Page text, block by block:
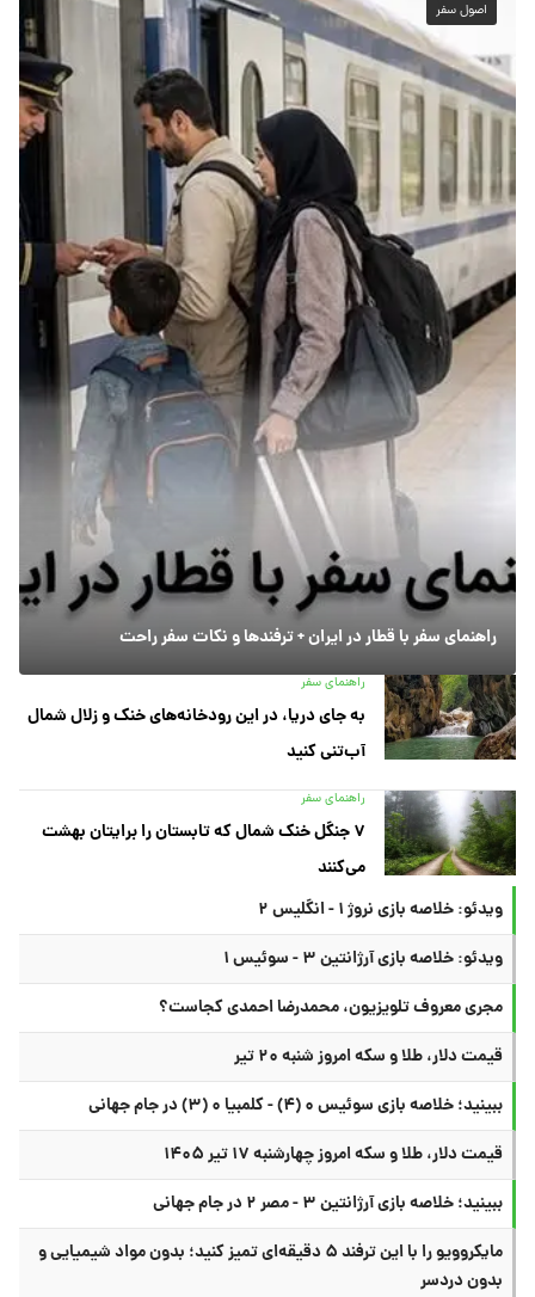
اصول سفر
راهنمای سفر با قطار در ایران + ترفندها و نکات سفر راحت
راهنمای سفر
به جای دریا، در این رودخانه‌های خنک و زلال شمال
آب‌تنی کنید
راهنمای سفر
۷ جنگل خنک شمال که تابستان را برایتان بهشت
می‌کنند
ویدئو: خلاصه بازی نروژ ۱ - انگلیس ۲
ویدئو: خلاصه بازی آرژانتین ۳ - سوئیس ۱
مجری معروف تلویزیون، محمدرضا احمدی کجاست؟
قیمت دلار، طلا و سکه امروز شنبه ۲۰ تیر
ببینید؛ خلاصه بازی سوئیس ۰ (۴) - کلمبیا ۰ (۳) در جام جهانی
قیمت دلار، طلا و سکه امروز چهارشنبه ۱۷ تیر ۱۴۰۵
ببینید؛ خلاصه بازی آرژانتین ۳ - مصر ۲ در جام جهانی
مایکروویو را با این ترفند ۵ دقیقه‌ای تمیز کنید؛ بدون مواد شیمیایی و
بدون دردسر